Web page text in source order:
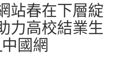
站春在下層綻
高校結業生
國網